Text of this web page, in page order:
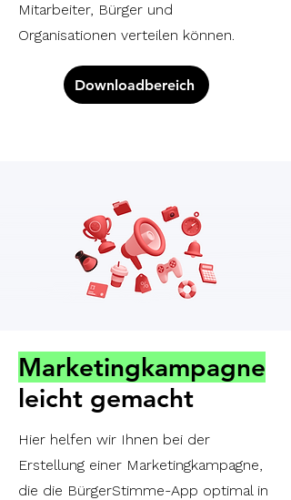
Mitarbeiter, Bürger und
Organisationen verteilen können.
Downloadbereich
Marketingkampagne
leicht gemacht
Hier helfen wir Ihnen bei der
Erstellung einer Marketingkampagne,
die die BürgerStimme-App optimal in